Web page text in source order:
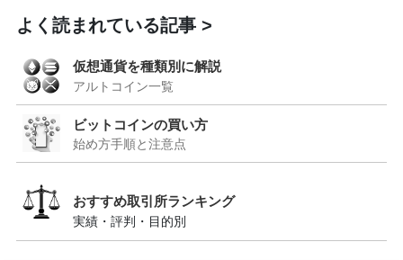
よく読まれている記事
仮想通貨を種類別に解説
アルトコイン一覧
ビットコインの買い方
始め方手順と注意点
おすすめ取引所ランキング
実績・評判・目的別